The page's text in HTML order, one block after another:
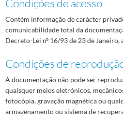
Condições de acesso
Contém informação de carácter
comunicabilidade total da
Decreto-Lei nº 16/93 de 23 de Janeiro,
Condições de
A documentação não pode ser
quaisquer meios eletrónicos,
fotocópia, gravação magnética ou
armazenamento ou sistema de